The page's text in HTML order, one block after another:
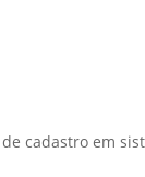
cadastro em